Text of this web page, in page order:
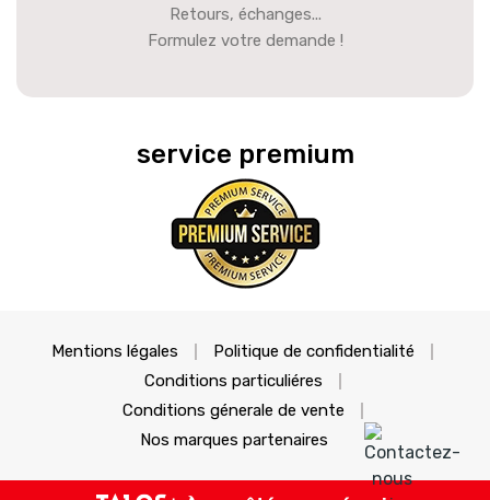
Retours, échanges...
Formulez votre demande !
service premium
Mentions légales
Politique de confidentialité
Conditions particuliéres
Conditions génerale de vente
Nos marques partenaires